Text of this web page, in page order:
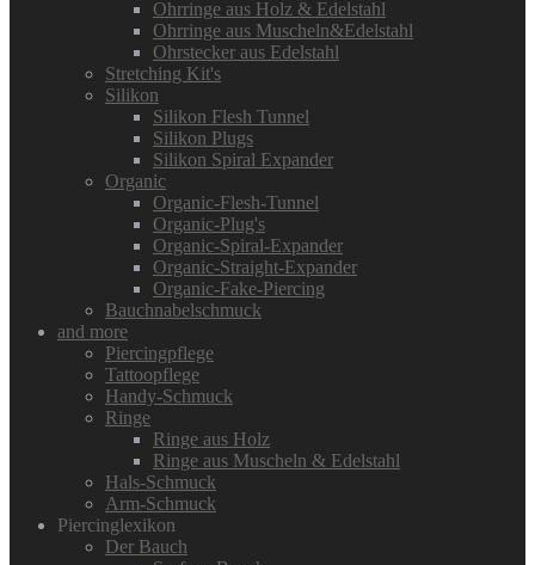
Ohrringe aus Holz & Edelstahl
Ohrringe aus Muscheln&Edelstahl
Ohrstecker aus Edelstahl
Stretching Kit's
Silikon
Silikon Flesh Tunnel
Silikon Plugs
Silikon Spiral Expander
Organic
Organic-Flesh-Tunnel
Organic-Plug's
Organic-Spiral-Expander
Organic-Straight-Expander
Organic-Fake-Piercing
Bauchnabelschmuck
and more
Piercingpflege
Tattoopflege
Handy-Schmuck
Ringe
Ringe aus Holz
Ringe aus Muscheln & Edelstahl
Hals-Schmuck
Arm-Schmuck
Piercinglexikon
Der Bauch